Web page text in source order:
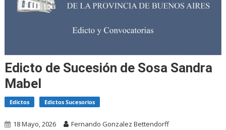
Edicto de Sucesión de Sosa Sandra
Mabel
Edictos Edictos Sucesorios
18 Mayo, 2026 Fernando Gonzalez Bettendorff